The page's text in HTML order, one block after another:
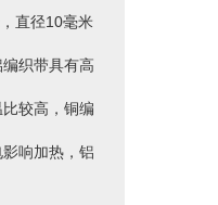
直径10毫米
织带具有高
较高，铜编
响加热，铝